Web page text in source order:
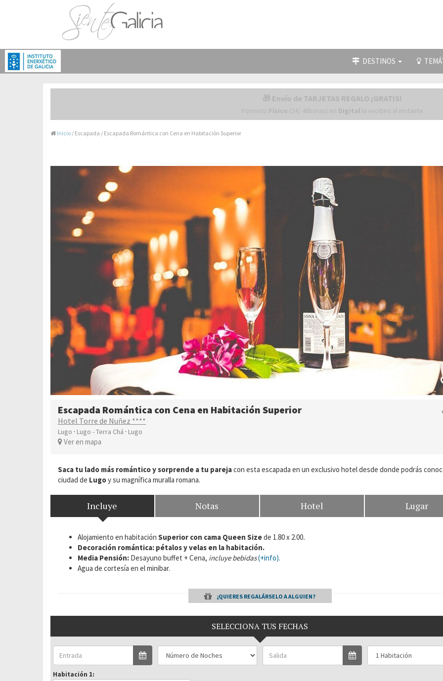
DESTINOS
🎁 Envío de TARJETAS REGALO ¡GRATIS!
Formato Físico (24/ 48horas) en Digital la recibes al instante
Inicio / Escapada / Escapada Romántica con Cena en Habitación Superior
Escapada Romántica con Cena en Habitación Superior
Hotel Torre de Nuñez ****
Lugo · Lugo - Terra Chá · Lugo
Ver en mapa
Saca tu lado más románticoy sorprende a tu parejacon esta escapada en un exclusivo hotel desde donde podrás
ciudad de Lugoy su magnífica muralla romana.
Incluye Notas Hotel Lugar
Alojamiento en habitación Superior con cama Queen Sizede 1.80 x 2.00.
Decoración romántica: pétalos y velas en la habitación.
Media Pensión: Desayuno buffet + Cena, incluye bebidas(+info).
Agua de cortesía en el minibar.
¿QUIERES REGALÁRSELO A ALGUIEN?
SELECCIONA TUS FECHAS
Habitación 1: